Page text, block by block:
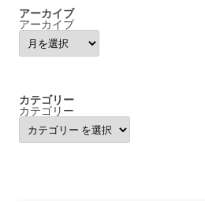
アーカイブ
アーカイブ
カテゴリー
カテゴリー